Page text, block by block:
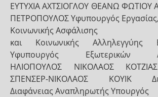
ΕΥΤΥΧΙΑ ΑΧΤΣΙΟΓΛΟΥ ΘΕΑΝΩ ΦΩΤΙΟΥ
ΠΕΤΡΟΠΟΥΛΟΣ Υφυπουργός Εργασίας,
Κοινωνικής Ασφάλισης
και Κοινωνικής Αλληλεγγύης
Υφυπουργός Εξωτερικών
ΗΛΙΟΠΟΥΛΟΣ ΝΙΚΟΛΑΟΣ
ΣΠΕΝΣΕΡ-ΝΙΚΟΛΑΟΣ ΚΟΥΙΚ
Διαφάνειας Αναπληρωτής Υπουργός